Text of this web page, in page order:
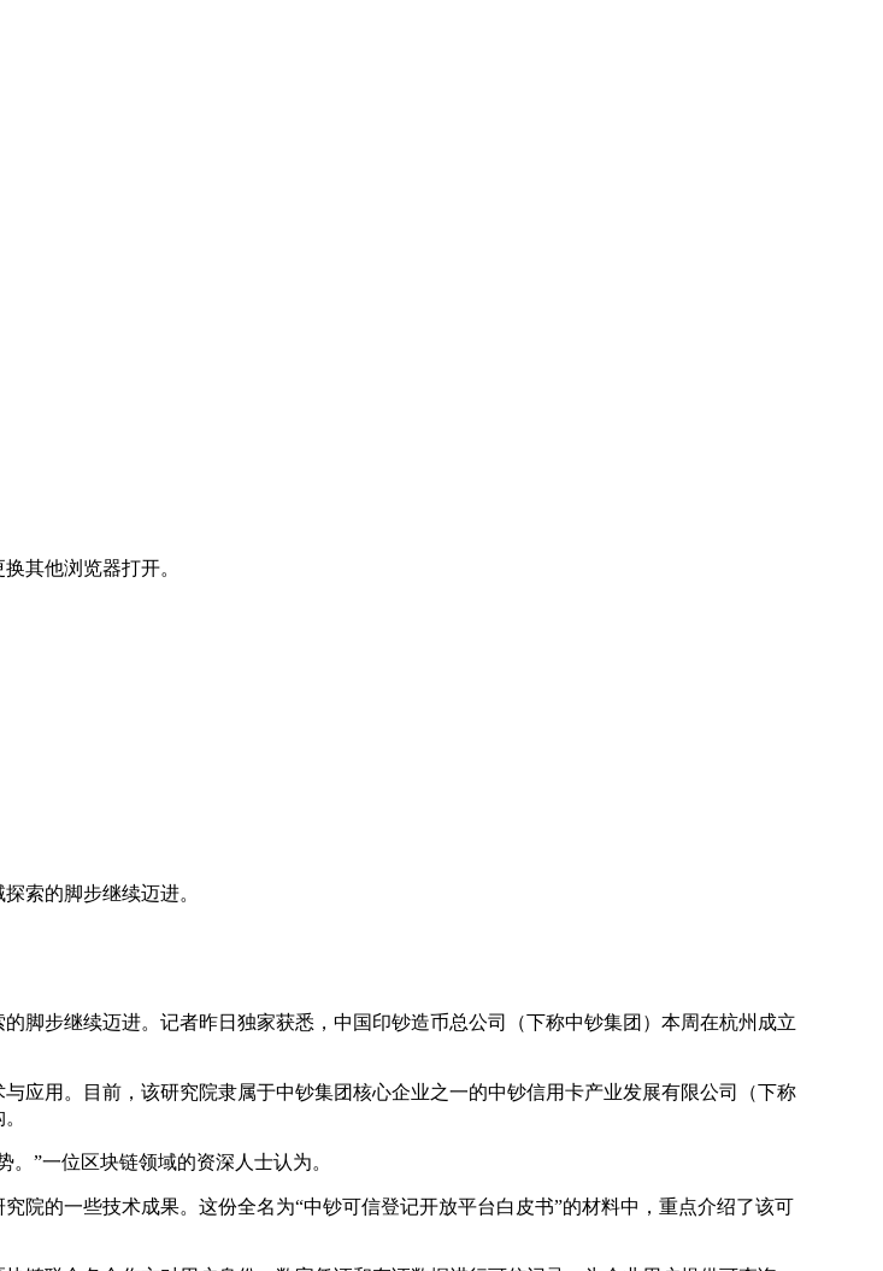
其他浏览器打开。
索的脚步继续迈进。
脚步继续迈进。记者昨日独家获悉，中国印钞造币总公司（下称中钞集团）本周在杭州成立
用。目前，该研究院隶属于中钞集团核心企业之一的中钞信用卡产业发展有限公司（下称
”一位区块链领域的资深人士认为。
究院的一些技术成果。这份全名为“中钞可信登记开放平台白皮书”的材料中，重点介绍了该可